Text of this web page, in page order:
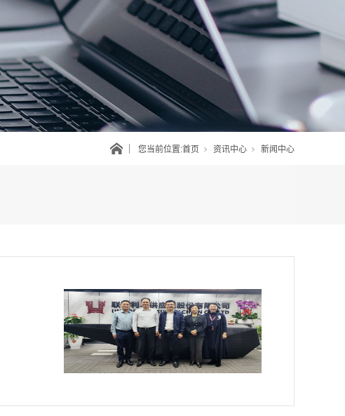
您当前位置:首页 资讯中心 新闻中心